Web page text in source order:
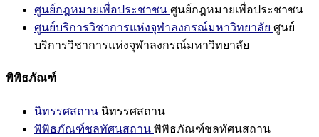
ศูนย์กฎหมายเพื่อประชาชน ศูนย์กฎหมายเพื่อประชาชน
ศูนย์บริการวิชาการแห่งจุฬาลงกรณ์มหาวิทยาลัย ศูนย์
บริการวิชาการแห่งจุฬาลงกรณ์มหาวิทยาลัย
พิพิธภัณฑ์
นิทรรศสถาน นิทรรศสถาน
พิพิธภัณฑ์ชลทัศนสถาน พิพิธภัณฑ์ชลทัศนสถาน